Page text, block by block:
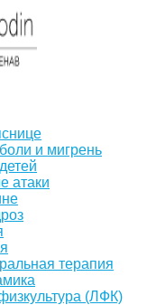
и мигрень
атаки
терапия
(ЛФК)